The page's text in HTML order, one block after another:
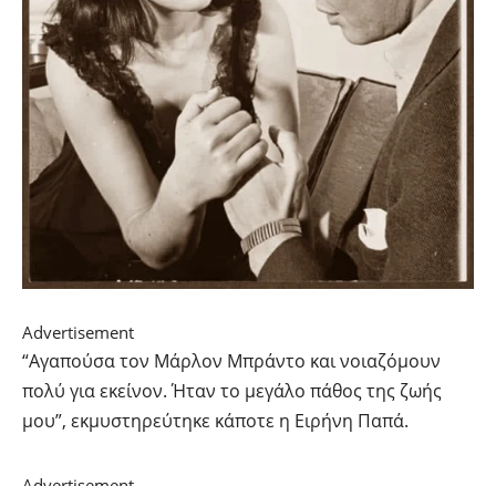
Advertisement
“Αγαπούσα τον Μάρλον Μπράντο και νοιαζόμουν
πολύ για εκείνον. Ήταν το μεγάλο πάθος της ζωής
μου”, εκμυστηρεύτηκε κάποτε η Ειρήνη Παπά.